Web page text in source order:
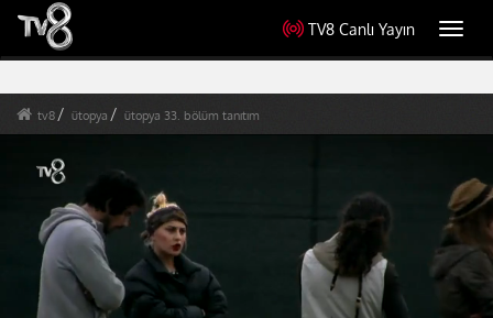
TV8 Canlı Yayın
tv8 ütopya ütopya 33. bölüm tanıtım